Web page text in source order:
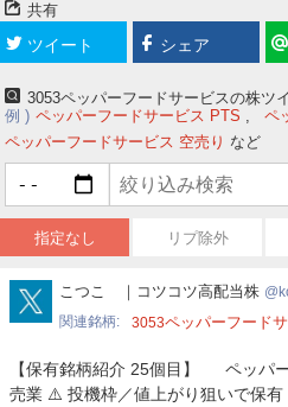
共有
ツイート シェア
3053ペッパーフードサービスの株ツ
例
ペッパーフードサービス PTS
ペ
ペッパーフードサービス 空売り など
指定なし リプ除外
kotsuko_kabu
こつこ ｜コツコツ高配当株
関連銘柄
3053ペッパーフード
【保有銘柄紹介 25個目】 ペッパ
売業 ⚠️ 投機枠／値上がり狙いで保